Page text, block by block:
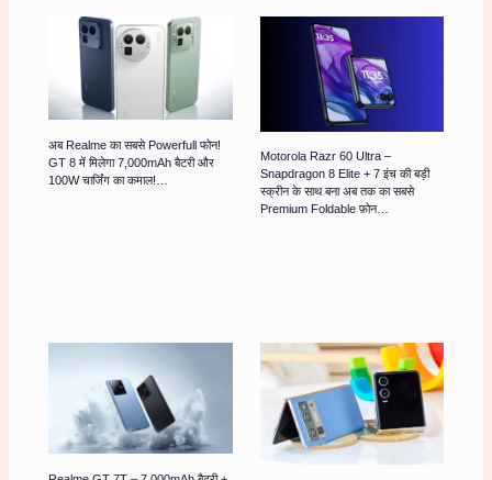
अब Realme का सबसे Powerfull फोन!
GT 8 में मिलेगा 7,000mAh बैटरी और
100W चार्जिंग का कमाल!…
Motorola Razr 60 Ultra –
Snapdragon 8 Elite + 7 इंच की बड़ी
स्क्रीन के साथ बना अब तक का सबसे
Premium Foldable फ़ोन…